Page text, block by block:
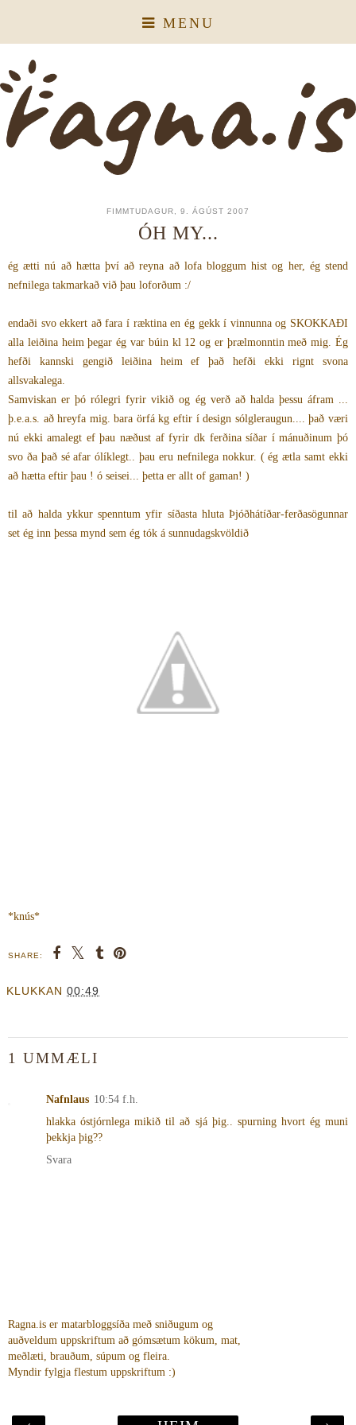
MENU
FIMMTUDAGUR, 9. ÁGÚST 2007
ÓH MY...
ég ætti nú að hætta því að reyna að lofa bloggum hist og her, ég stend
nefnilega takmarkað við þau loforðum :/
endaði svo ekkert að fara í ræktina en ég gekk í vinnunna og SKOKKAÐI
alla leiðina heim þegar ég var búin kl 12 og er þrælmonntin með mig. Ég
hefði kannski gengið leiðina heim ef það hefði ekki rignt svona
allsvakalega.
Samviskan er þó rólegri fyrir vikið og ég verð að halda þessu áfram ...
þ.e.a.s. að hreyfa mig. bara örfá kg eftir í design sólgleraugun.... það væri
nú ekki amalegt ef þau næðust af fyrir dk ferðina síðar í mánuðinum þó
svo ða það sé afar ólíklegt.. þau eru nefnilega nokkur. ( ég ætla samt ekki
að hætta eftir þau ! ó seisei... þetta er allt of gaman! )
til að halda ykkur spenntum yfir síðasta hluta Þjóðhátíðar-ferðasögunnar
set ég inn þessa mynd sem ég tók á sunnudagskvöldið
*knús*
SHARE:
KLUKKAN 00:49
1 UMMÆLI
Nafnlaus 10:54 f.h.
hlakka óstjórnlega mikið til að sjá þig.. spurning hvort ég muni
þekkja þig??
Svara
Ragna.is er matarbloggsíða með sniðugum og
auðveldum uppskriftum að gómsætum kökum, mat,
meðlæti, brauðum, súpum og fleira.
Myndir fylgja flestum uppskriftum :)